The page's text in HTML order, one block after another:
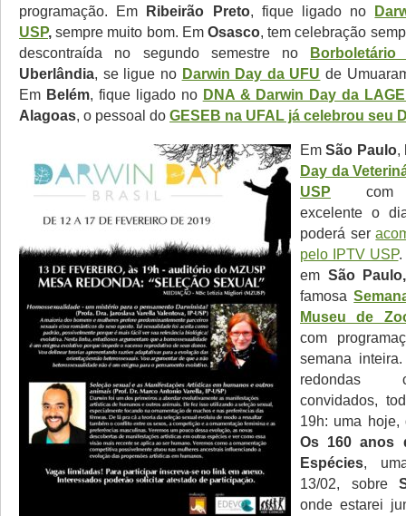
programação. Em Ribeirão Preto, fique ligado no
USP,sempre muito bom. EmOsasco, tem celebração
descontraída no segundo semestre no Borboletário
Uberlândia, se ligue no Darwin Day da UFU de
Em Belém, fique ligado no DNA & Darwin Day da
Alagoas, o pessoal do GESEB na UFAL já celebrou seu
EmSão Paulo,
Day da
USP com
excelente o
poderá ser
pelo IPTV USP.
em São Paulo,
famosa
Museu de
com
semana
redondas
convidados,
19h: uma hoje,
Os 160 anos
Espécies,
13/02, sobre
onde estarei